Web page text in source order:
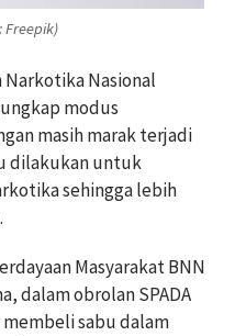
Freepik)
Narkotika Nasional
modus
masih marak terjadi
dilakukan untuk
sehingga lebih
Masyarakat BNN
dalam obrolan SPADA
membeli sabu dalam